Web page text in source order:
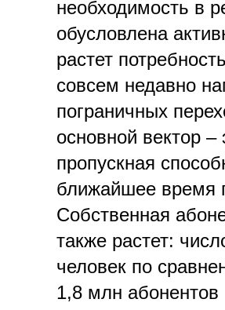
необходимость в
обусловлена
растет
совсем недавно
пограничных
основной вектор
пропускная
ближайшее время
Собственная
также растет:
человек по
1,8 млн абонентов